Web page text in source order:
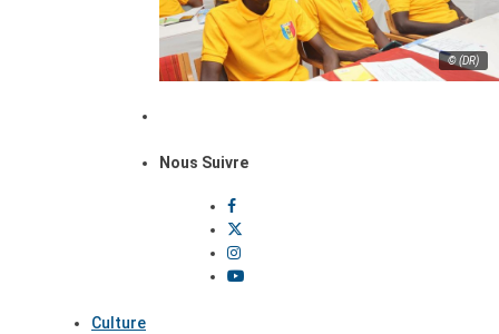
© (DR)
Nous Suivre
Culture